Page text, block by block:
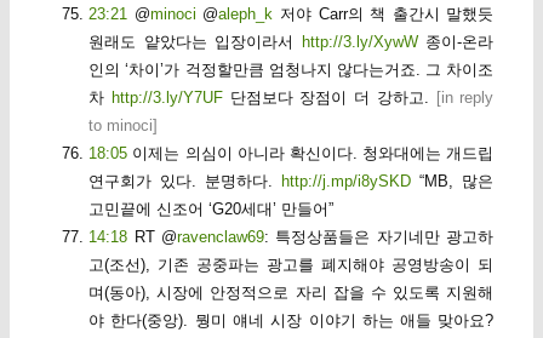
23:21 @minoci @aleph_k 저야 Carr의 책 출간시 말했듯
원래도 얕았다는 입장이라서
http://3.ly/XywW종이-온라
인의 ‘차이’가 걱정할만큼 엄청나지 않다는거죠. 그 차이조
차 http://3.ly/Y7UF단점보다 장점이 더 강하고. [in reply
to minoci]
18:05 이제는 의심이 아니라 확신이다. 청와대에는 개드립
연구회가 있다. 분명하다.
http://j.mp/i8ySKD “MB, 많은
고민끝에 신조어 ‘G20세대’ 만들어”
14:18 RT @ravenclaw69: 특정상품들은 자기네만 광고하
고(조선), 기존 공중파는 광고를 폐지해야 공영방송이 되
며(동아), 시장에 안정적으로 자리 잡을 수 있도록 지원해
야 한다(중앙). 뭥미 얘네 시장 이야기 하는 애들 맞아요?